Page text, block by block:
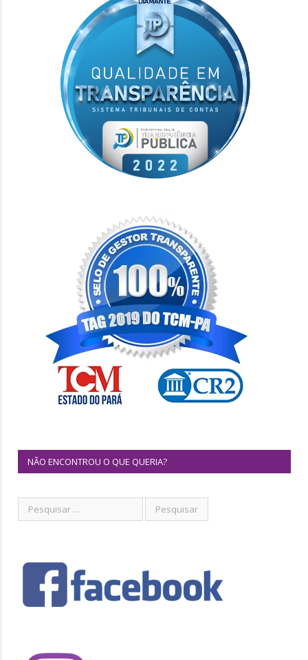
NÃO ENCONTROU O QUE QUERIA?